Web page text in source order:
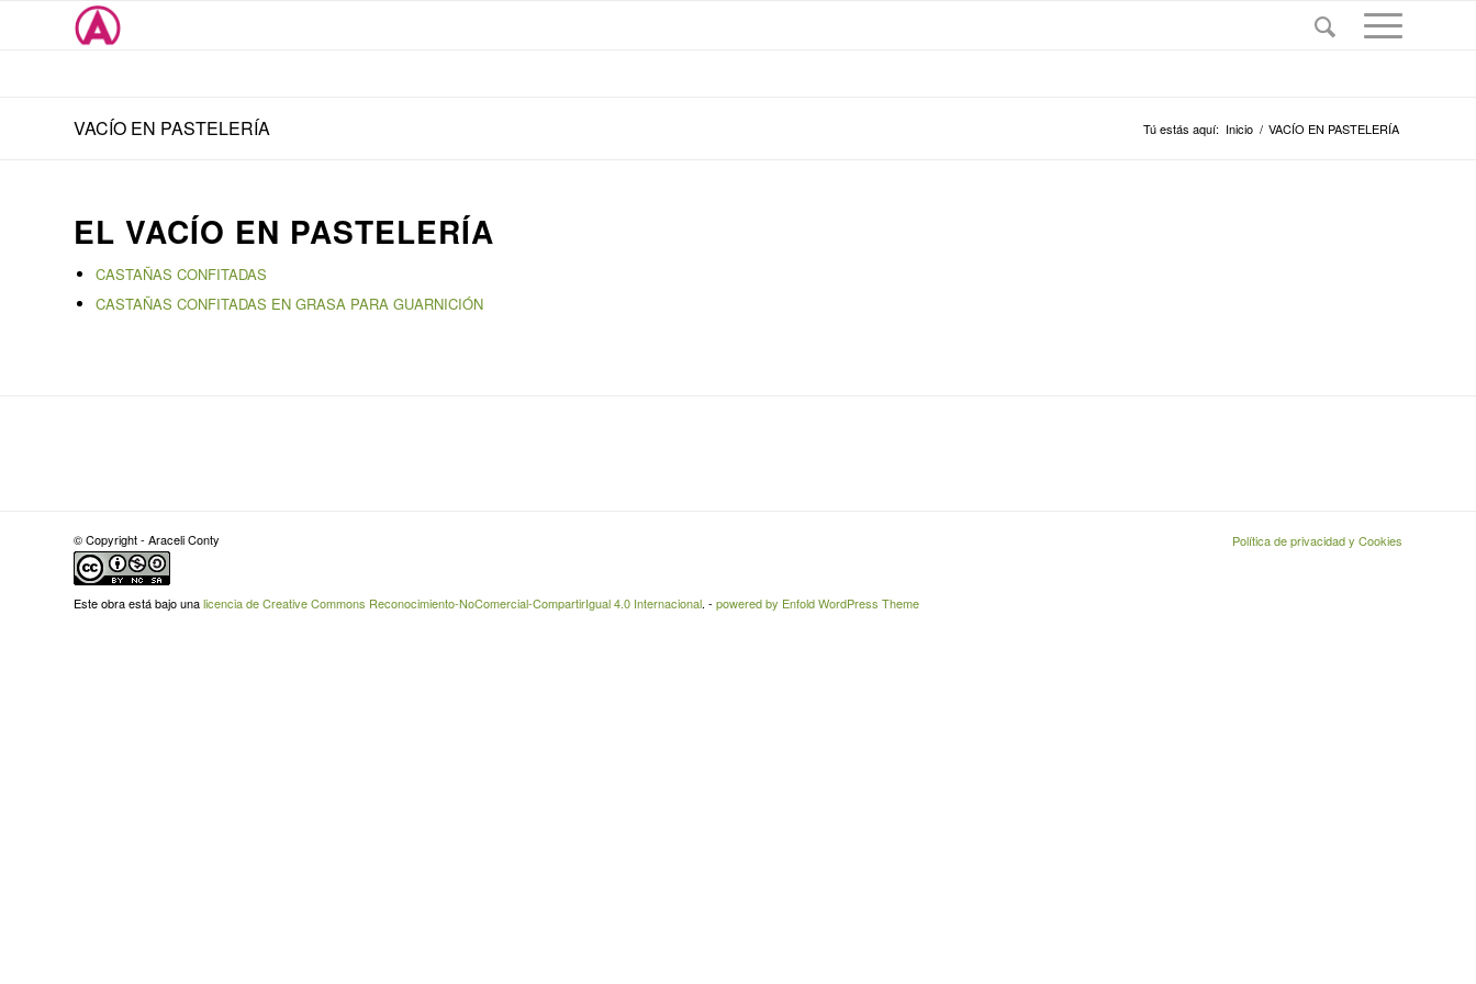
VACÍO EN PASTELERÍA Tú estás aquí: Inicio / VACÍO EN PASTELERÍA
EL VACÍO EN PASTELERÍA
CASTAÑAS CONFITADAS
CASTAÑAS CONFITADAS EN GRASA PARA GUARNICIÓN
© Copyright - Araceli Conty
Este obra está bajo unalicencia de Creative Commons Reconocimiento-NoComercial-CompartirIgual 4.0 Internacional. - powered by Enfold WordPress Theme
Política de privacidad y Cookies